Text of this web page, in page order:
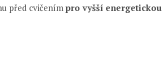
před cvičenímpro vyšší energetickou